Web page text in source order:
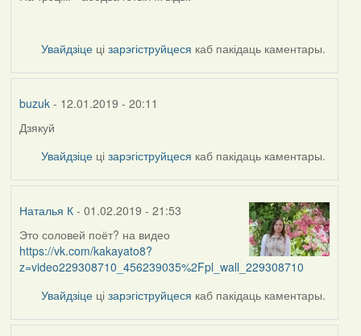
Увайдзіце цізарэгіструйцеся каб пакідаць каментары.
buzuk- 12.01.2019 - 20:11
Дзякуй
Увайдзіце цізарэгіструйцеся каб пакідаць каментары.
Наталья К- 01.02.2019 - 21:53
Это соловей поёт? на видео
https://vk.com/kakayato8?
z=video229308710_456239035%2Fpl_wall_229308710
Увайдзіце цізарэгіструйцеся каб пакідаць каментары.